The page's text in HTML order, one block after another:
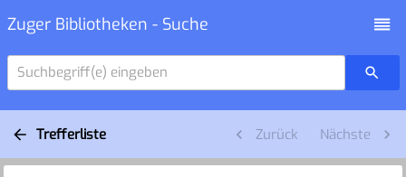
Zuger Bibliotheken - Suche
Suchbegriff(e) eingeben
Trefferliste Zurück Nächste